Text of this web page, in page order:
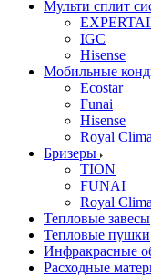
Мульти сплит
IGC
Hisense
Мобильные
Ecostar
Funai
Hisense
Royal Clima
Бризеры
TION
FUNAI
Royal Clima
Тепловые завесы
Тепловые пушки
Инфракрасные
Расходные